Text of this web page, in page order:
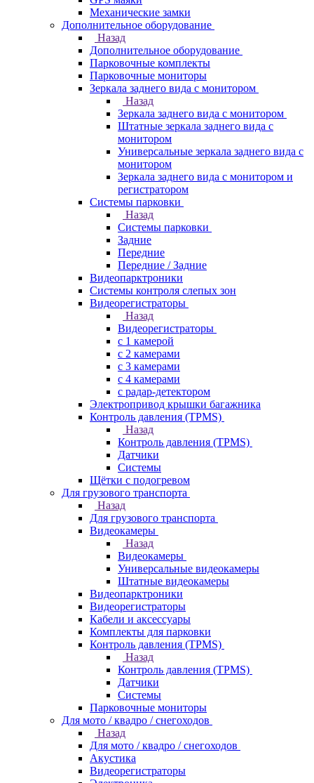
Механические замки
Дополнительное оборудование
Назад
Дополнительное оборудование
Парковочные комплекты
Парковочные мониторы
Зеркала заднего вида с монитором
Назад
Зеркала заднего вида с монитором
Штатные зеркала заднего вида с
монитором
Универсальные зеркала заднего вида с
монитором
Зеркала заднего вида с монитором и
регистратором
Системы парковки
Назад
Системы парковки
Задние
Передние
Передние / Задние
Видеопарктроники
Системы контроля слепых зон
Видеорегистраторы
Назад
Видеорегистраторы
с 1 камерой
с 2 камерами
с 3 камерами
с 4 камерами
с радар-детектором
Электропривод крышки багажника
Контроль давления (TPMS)
Назад
Контроль давления (TPMS)
Датчики
Системы
Щётки с подогревом
Для грузового транспорта
Назад
Для грузового транспорта
Видеокамеры
Назад
Видеокамеры
Универсальные видеокамеры
Штатные видеокамеры
Видеопарктроники
Видеорегистраторы
Кабели и аксессуары
Комплекты для парковки
Контроль давления (TPMS)
Назад
Контроль давления (TPMS)
Датчики
Системы
Парковочные мониторы
Для мото / квадро / снегоходов
Назад
Для мото / квадро / снегоходов
Акустика
Видеорегистраторы